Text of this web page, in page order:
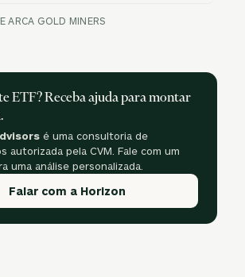
ARCA GOLD MINERS
ETF? Receba ajuda para montar
é uma consultoria de
autorizada pela CVM. Fale com um
uma análise personalizada.
Falar com a Horizon